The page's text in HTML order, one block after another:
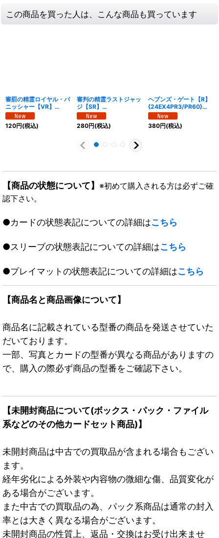
この商品を買った人は、こんな商品も買っています
審罰の精霊ロイヤル・パ
ニッシャー【VR】
{24EX430/100}《多》
120円(税込)
審判の精霊ラストジャッ
ジ【SR】
{24EX412/100}《多》
280円(税込)
ヘブンズ・ゲート【R】
{24EX4PR3/PR60}
《光》
380円(税込)
【商品の状態について】 ※初めて購入される方は必ずご確
認下さい。
●カードの状態表記についての詳細はこちら
●スリーブの状態表記についての詳細はこちら
●プレイマットの状態表記についての詳細はこちら
【商品名と商品画像について】
商品名に記載されている型番の商品を発送させていた
だいております。
一部、写真とカードの型番が異なる商品がありますの
で、購入の際必ず商品の型番をご確認下さい。
【未開封商品について(ボックス・パック・ファイル
系などのその他カードセット商品)】
未開封商品は中古での買取品が含まれる場合もござい
ます。
経年劣化による外装や内容物の微細な傷、品質変化が
ある場合がございます。
また中古での買取品の為、パック系商品は通常の封入
率とは大きく異なる場合がございます。
未開封商品の性質上、返品・交換はお受け出来ませ